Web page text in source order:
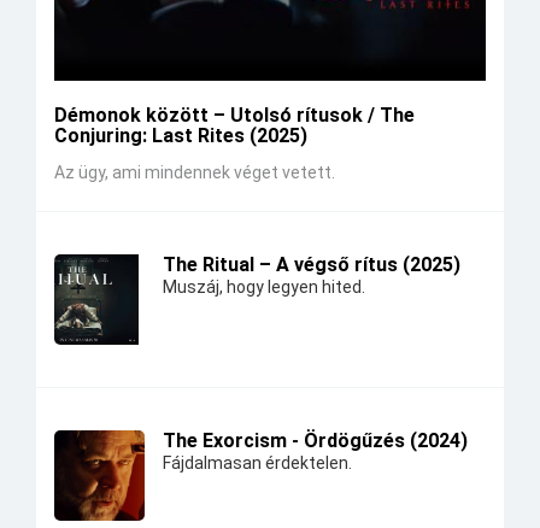
Démonok között – Utolsó rítusok / The
Conjuring: Last Rites (2025)
Az ügy, ami mindennek véget vetett.
The Ritual – A végső rítus (2025)
Muszáj, hogy legyen hited.
The Exorcism - Ördögűzés (2024)
Fájdalmasan érdektelen.